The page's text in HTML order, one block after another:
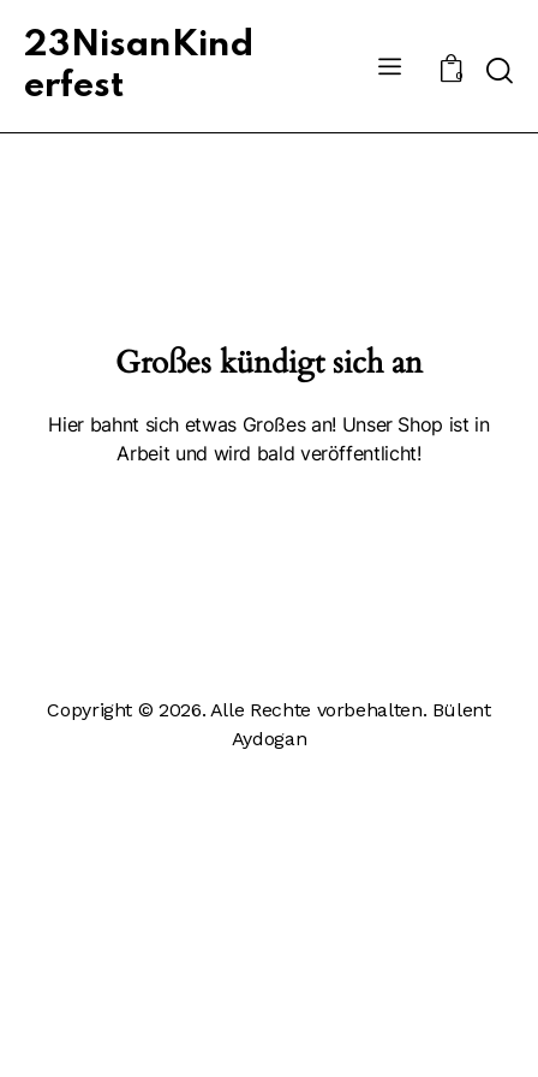
23NisanKind
erfest
0
Großes kündigt sich an
Hier bahnt sich etwas Großes an! Unser Shop ist in
Arbeit und wird bald veröffentlicht!
Copyright © 2026. Alle Rechte vorbehalten. Bülent
Aydogan